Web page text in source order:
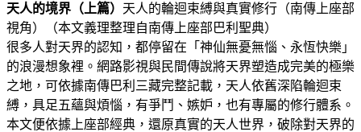
天人的境界（ 上篇） 天人的輪迴束縛與真實修行（南傳上座部
視角）（本文義理整理自南傳上座部巴利聖典）
很多人對天界的認知，都停留在「神仙無憂無惱、永恆快樂」
的浪漫想象裡。網路影視與民間傳說將天界塑造成完美的極樂
之地，可依據南傳巴利三藏完整記載，天人依舊深陷輪迴束
縛，具足五蘊與煩惱，有爭鬥、嫉妒，也有專屬的修行體系。
本文便依據上座部經典，還原真實的天人世界，破除對天界的